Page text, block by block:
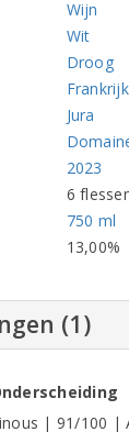
Wijn
Wit
Droog
Frankrijk
Jura
2023
6
750 ml
13,00%
(1)
| 91/100 |